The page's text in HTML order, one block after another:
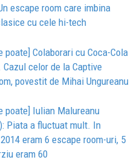
escape room care imbina
cu cele hi-tech
poate] Colaborari cu Coca-Cola
Cazul celor de la Captive
povestit de Mihai Ungureanu
poate] Iulian Malureanu
Piata a fluctuat mult. In
eram 6 escape room-uri, 5
eram 60